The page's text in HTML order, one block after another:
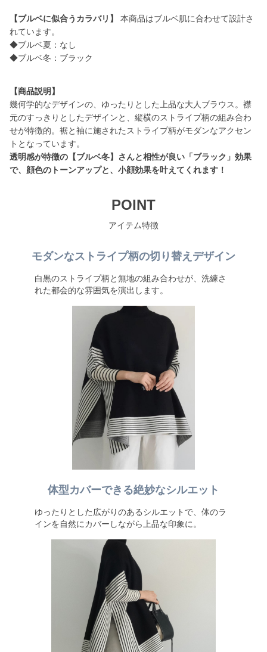
【ブルベに似合うカラバリ】
本商品はブルベ肌に合わせて設計さ
れています。
◆ブルベ夏：なし
◆ブルベ冬：ブラック
【商品説明】
幾何学的なデザインの、ゆったりとした上品な大人ブラウス。襟
元のすっきりとしたデザインと、縦横のストライプ柄の組み合わ
せが特徴的。裾と袖に施されたストライプ柄がモダンなアクセン
透明感が特徴の【ブルベ冬】さんと相性が良い「ブラック」効果
で、顔色のトーンアップと、小顔効果を叶えてくれます！
POINT
アイテム特徴
モダンなストライプ柄の切り替えデザイン
白黒のストライプ柄と無地の組み合わせが、洗練さ
れた都会的な雰囲気を演出します。
体型カバーできる絶妙なシルエット
ゆったりとした広がりのあるシルエットで、体のラ
インを自然にカバーしながら上品な印象に。